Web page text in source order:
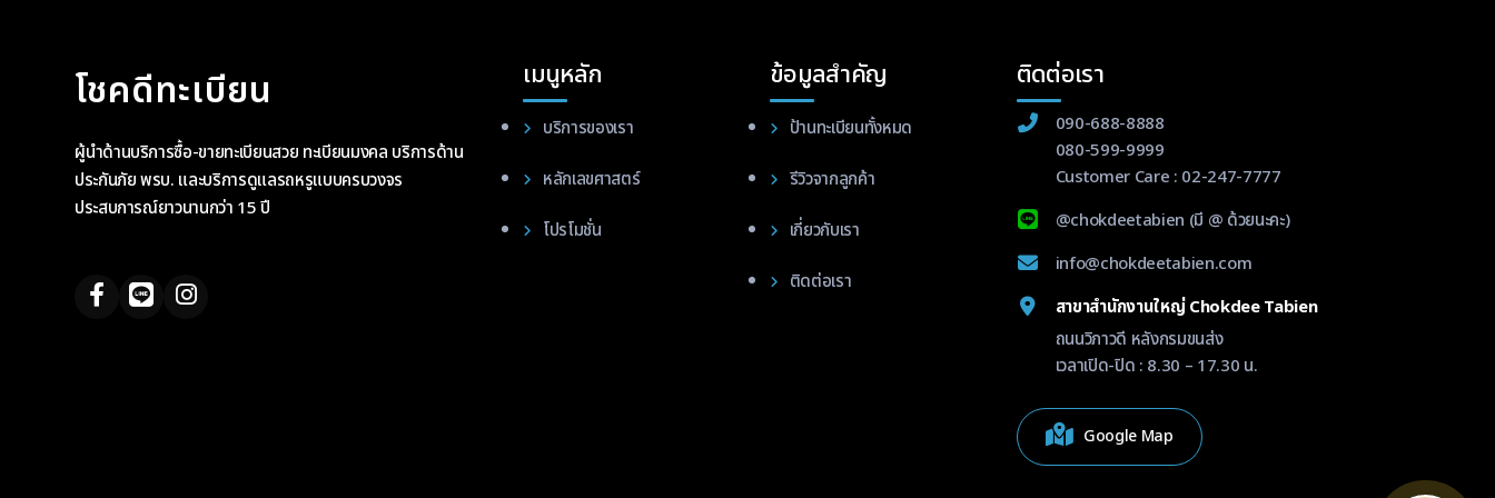
โชคดีทะเบียน
ผู้นำด้านบริการซื้อ-ขายทะเบียนสวย ทะเบียนมงคล บริการด้าน
ประกันภัย พรบ. และบริการดูแลรถหรูแบบครบวงจร
ประสบการณ์ยาวนานกว่า 15 ปี
เมนูหลัก
บริการของเรา
หลักเลขศาสตร์
โปรโมชั่น
ข้อมูลสำคัญ
ป้านทะเบียนทั้งหมด
รีวิวจากลูกค้า
เกี่ยวกับเรา
ติดต่อเรา
ติดต่อเรา
090-688-8888
080-599-9999
Customer Care : 02-247-7777
@chokdeetabien (มี @ ด้วยนะคะ)
info@chokdeetabien.com
สาขาสำนักงานใหญ่ Chokdee Tabien
ถนนวิภาวดี หลังกรมขนส่ง
เวลาเปิด-ปิด : 8.30 – 17.30 น.
Google Map